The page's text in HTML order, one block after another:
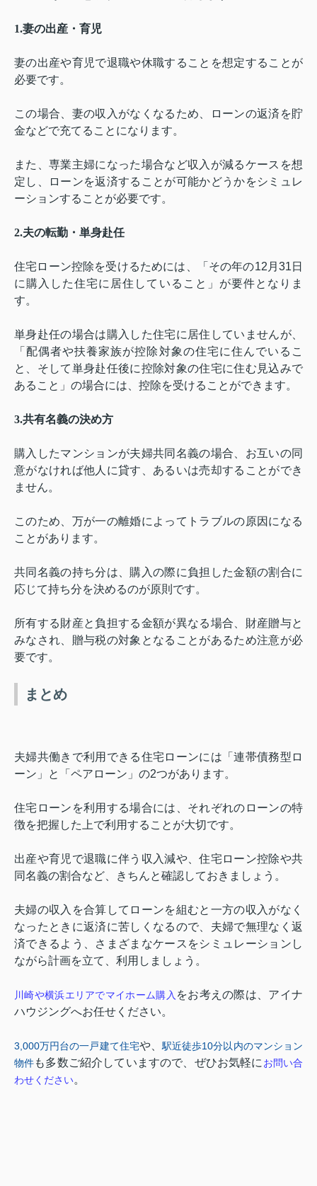
1.妻の出産・育児
妻の出産や育児で退職や休職することを想定することが
必要です。
この場合、妻の収入がなくなるため、ローンの返済を貯
金などで充てることになります。
また、専業主婦になった場合など収入が減るケースを想
定し、ローンを返済することが可能かどうかをシミュレ
ーションすることが必要です。
2.夫の転勤・単身赴任
住宅ローン控除を受けるためには、「その年の12月 31日
に購入した住宅に居住していること」が要件となりま
す。
単身赴任の場合は購入した住宅に居住していませんが、
「配偶者や扶養家族が控除対象の住宅に住んでいるこ
と、そして単身赴任後に控除対象の住宅に住む見込みで
あること」の場合には、控除を受けることができます。
3.共有名義の決め方
購入したマンションが夫婦共同名義の場合、お互いの同
意がなければ他人に貸す、あるいは売却することができ
ません。
このため、万が一の離婚によってトラブルの原因になる
ことがあります。
共同名義の持ち分は、購入の際に負担した金額の割合に
応じて持ち分を決めるのが原則です。
所有する財産と負担する金額が異なる場合、財産贈与と
みなされ、贈与税の対象となることがあるため注意が必
要です。
まとめ
夫婦共働きで利用できる住宅ローンには「連帯債務型ロ
ーン」と「ペアローン」の2つがあります。
住宅ローンを利用する場合には、それぞれのローンの特
徴を把握した上で利用することが大切です。
出産や育児で退職に伴う収入減や、住宅ローン控除や共
同名義の割合など、きちんと確認しておきましょう。
夫婦の収入を合算してローンを組むと一方の収入がなく
なったときに返済に苦しくなるので、夫婦で無理なく返
済できるよう、さまざまなケースをシミュレーションし
ながら計画を立て、利用しましょう。
川崎や横浜エリアでマイホーム購入 をお考えの際は、アイナ
ハウジングへお任せください。
3,000万円台の一戸建て住宅や、駅近徒歩10分以内のマンション
物件も多数ご紹介していますので、ぜひお気軽にお問い合
わせください。